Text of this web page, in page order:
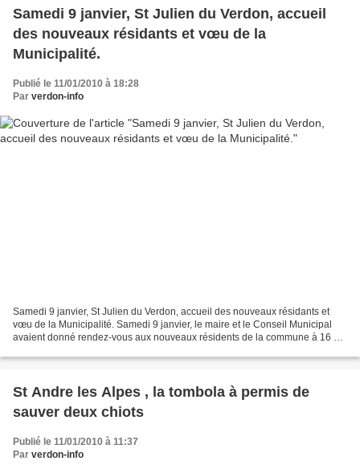
Samedi 9 janvier, St Julien du Verdon, accueil
des nouveaux résidants et vœu de la
Municipalité.
Publié le 11/01/2010 à 18:28
Par verdon-info
Samedi 9 janvier, St Julien du Verdon, accueil des nouveaux résidants et
vœu de la Municipalité. Samedi 9 janvier, le maire et le Conseil Municipal
avaient donné rendez-vous aux nouveaux résidents de la commune à 16 h
St Andre les Alpes , la tombola à permis de
sauver deux chiots
Publié le 11/01/2010 à 11:37
Par verdon-info